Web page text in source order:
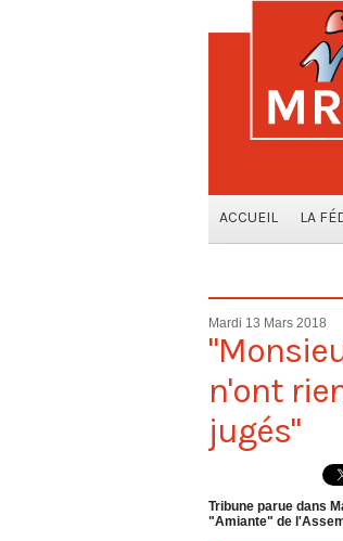
ACCUEIL LA
Mardi 13 Mars 2018
n'ont
jugés"
Tribune parue dans
"Amiante" de